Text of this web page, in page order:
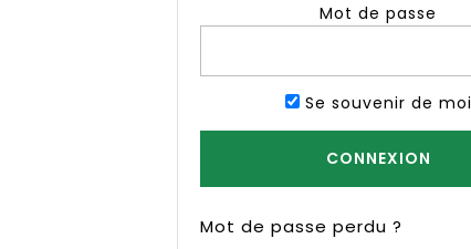
Mot de passe
Se souvenir de moi
Mot de passe perdu ?